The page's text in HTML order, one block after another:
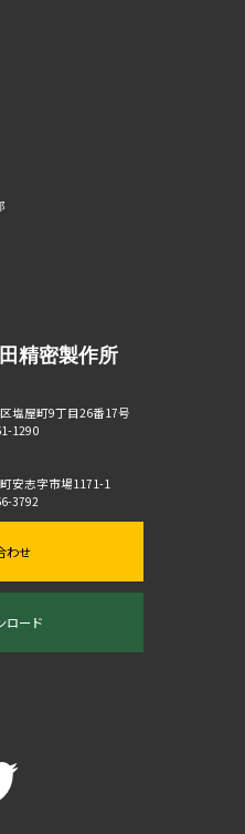
精密製作所
塩屋町9丁目26番17号
1290
安志字市場1171-1
3792
わせ
ロード